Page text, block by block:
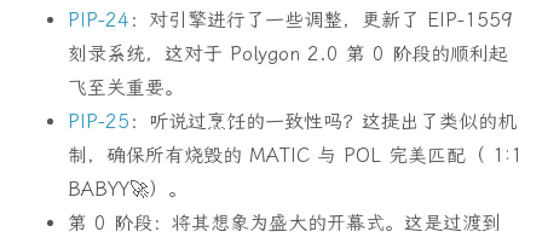
PIP-24 ：对引擎进行了一些调整，更新了 EIP-1559
刻录系统，这对于 Polygon 2.0 第 0 阶段的顺利起
飞至关重要。
PIP-25 ：听说过烹饪的一致性吗？这提出了类似的机
制，确保所有烧毁的 MATIC 与 POL 完美匹配（ 1:1
BABYY🚀）。
第 0 阶段 ：将其想象为盛大的开幕式。这是过渡到